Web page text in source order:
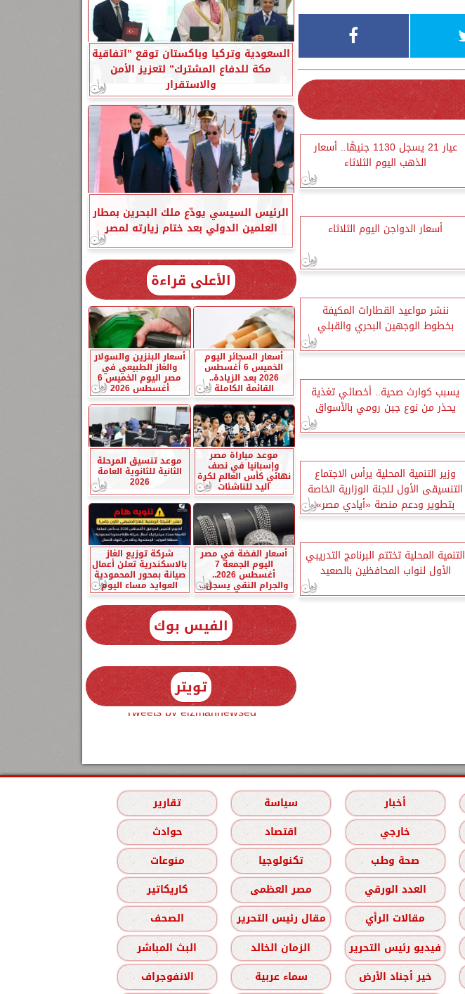
عيار 21 يسجل 1130 جنيهًا.. أسعار
الذهب اليوم الثلاثاء
أسعار الدواجن اليوم الثلاثاء
ننشر مواعيد القطارات المكيفة
بخطوط الوجهين البحري والقبلي
يسبب كوارث صحية.. أخصائي تغذية
يحذر من نوع جبن رومي بالأسواق
وزير التنمية المحلية يرأس الاجتماع
التنسيقى الأول للجنة الوزارية الخاصة
بتطوير ودعم منصة «أيادي مصر»
التنمية المحلية تختتم البرنامج التدريبي
الأول لنواب المحافظين بالصعيد
السعودية وتركيا وباكستان توقع ”اتفاقية
مكة للدفاع المشترك” لتعزيز الأمن
والاستقرار
الرئيس السيسي يودّع ملك البحرين بمطار
العلمين الدولي بعد ختام زيارته لمصر
الأعلى قراءة
أسعار السجائر اليوم
الخميس 6 أغسطس
2026 بعد الزيادة..
القائمة الكاملة
أسعار البنزين والسولار
والغاز الطبيعي في
مصر اليوم الخميس 6
أغسطس 2026
موعد مباراة مصر
وإسبانيا في نصف
نهائي كأس العالم لكرة
اليد للناشئات
موعد تنسيق المرحلة
الثانية للثانوية العامة
2026
أسعار الفضة في مصر
اليوم الجمعة 7
أغسطس 2026..
والجرام النقي يسجل...
شركة توزيع الغاز
بالاسكندرية تعلن أعمال
صيانة بمحور المحمودية
العوايد مساء اليوم
الفيس بوك
تويتر
Tweets by elzmannewseg
أخبار سياسة
تقارير
خارجي اقتصاد
حوادث
صحة وطب تكنولوجيا
منوعات
العدد الورقي مصر العظمى
كاريكاتير
مقالات الرأي مقال رئيس التحرير
الصحف
فيديو رئيس التحرير الزمان الخالد
البث المباشر
خير أجناد الأرض سماء عربية الانفوجراف